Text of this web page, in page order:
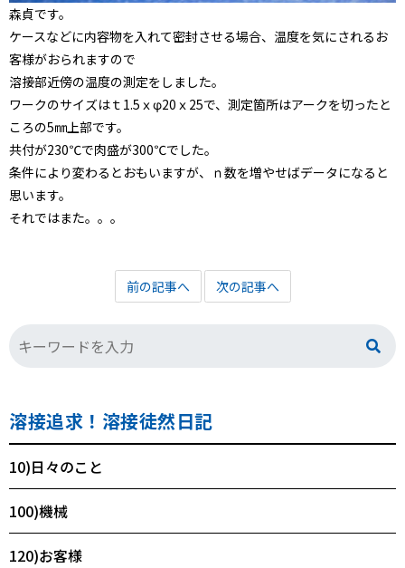
森貞です。
ケースなどに内容物を入れて密封させる場合、温度を気にされるお
客様がおられますので
溶接部近傍の温度の測定をしました。
ワークのサイズはｔ1.5ｘφ20ｘ25で、測定箇所はアークを切ったと
ころの5㎜上部です。
共付が230℃で肉盛が300℃でした。
条件により変わるとおもいますが、ｎ数を増やせばデータになると
思います。
それではまた。。。
前の記事へ 次の記事へ
溶接追求！溶接徒然日記
10)日々のこと
100)機械
120)お客様